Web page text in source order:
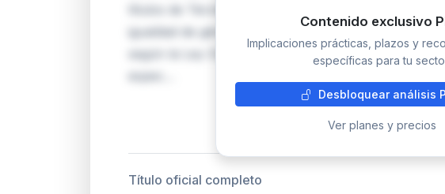
títulos de Técnico Deportivo Superior,
igualdad de género, deporte adaptado y
según la Ley Orgánica 8/2021. Se adaptan también
espec…
Contenido exclusivo
Implicaciones prácticas, plazos y
específicas para tu
Desbloquear análisis
Ver planes y precios
Título oficial completo